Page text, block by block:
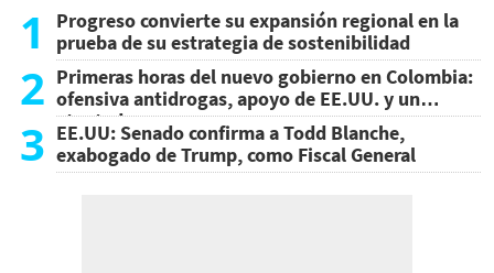
1
Progreso convierte su expansión regional en la
prueba de su estrategia de sostenibilidad
2 Primeras horas del nuevo gobierno en Colombia:
ofensiva antidrogas, apoyo de EE.UU. y un
atentado
3 EE.UU: Senado confirma a Todd Blanche,
exabogado de Trump, como Fiscal General